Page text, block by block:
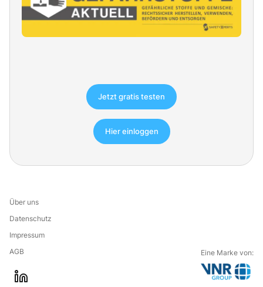
Jetzt gratis testen
Hier einloggen
Über uns
Datenschutz
Impressum
AGB
Eine Marke von: